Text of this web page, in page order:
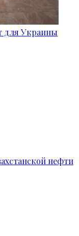
для Украины
нефти